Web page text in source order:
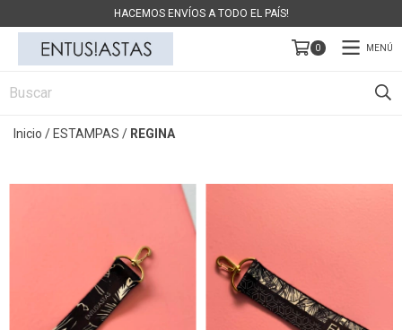
HACEMOS ENVÍOS A TODO EL PAÍS!
0 MENÚ
Inicio / ESTAMPAS / REGINA